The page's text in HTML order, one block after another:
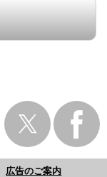
広告のご案内